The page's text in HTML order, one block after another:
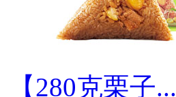
【280克栗子...